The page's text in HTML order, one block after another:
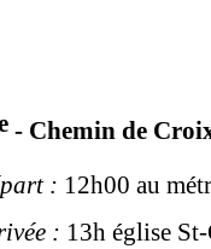
- Chemin de
: 12h00 au
: 13h église